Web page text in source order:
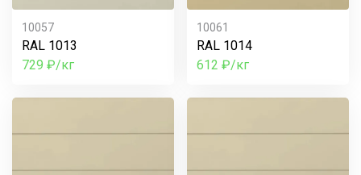
10057
RAL 1013
729 ₽/кг
10061
RAL 1014
612 ₽/кг